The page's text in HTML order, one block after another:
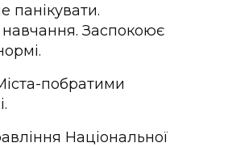
панікувати.
Заспокоює
побратими
Національної